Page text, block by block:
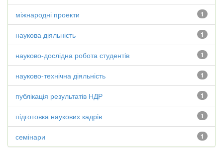
1
міжнародні проекти
1
наукова діяльність
1
науково-дослідна робота студентів
1
науково-технічна діяльність
1
публікація результатів НДР
1
підготовка наукових кадрів
1
семінари